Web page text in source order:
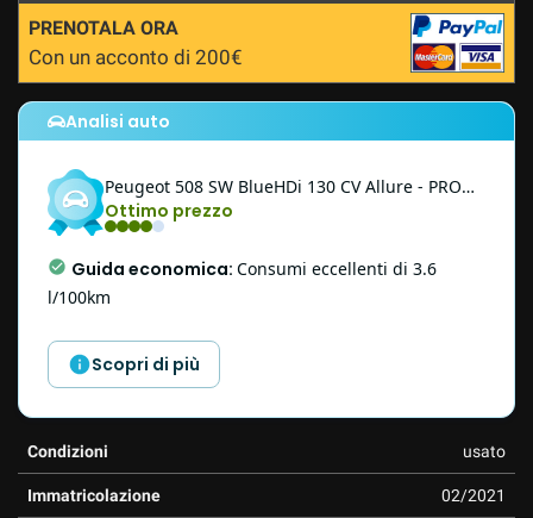
PRENOTALA ORA
Con un acconto di 200€
Analisi auto
Peugeot 508 SW BlueHDi 130 CV Allure - PROMO
Ottimo prezzo
Guida economica: Consumi eccellenti di 3.6
l/100km
Scopri di più
Condizioni usato
Immatricolazione 02/2021
questi
strumenti
di
rimanda
cookie
policy.
Puoi
rivedere
modificare
scelte
momento.